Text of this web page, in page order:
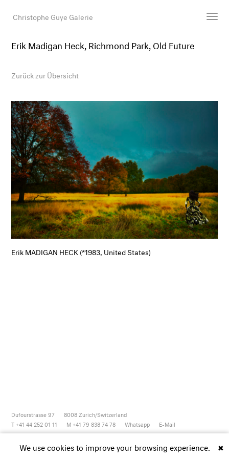
Christophe Guye Galerie
Newsroom
Suche
E-Mail
EN
Erik Madigan Heck, Richmond Park, Old Future
Zurück zur Übersicht
Erik MADIGAN HECK (*1983, United States)
Dufourstrasse 97 8008 Zurich/Switzerland
T +41 44 252 01 11
M +41 79 838 74 78 Whatsapp E-Mail
Newsletter Instagram Vimeo Youtube ✖
We use cookies to improve your browsing experience.